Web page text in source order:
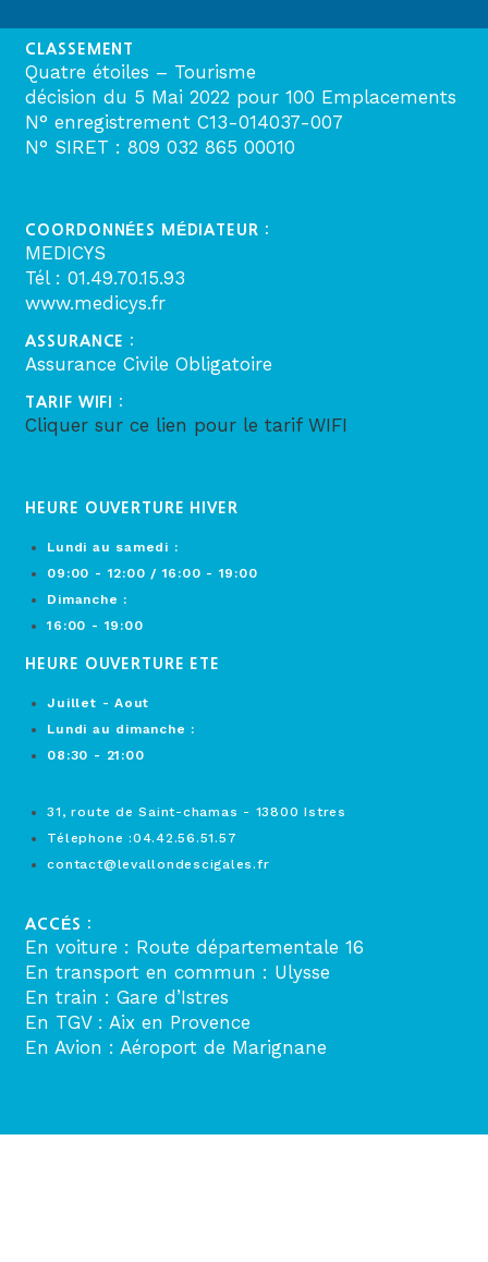
CLASSEMENT
Quatre étoiles – Tourisme
décision du 5 Mai 2022 pour 100 Emplacements
N° enregistrement C13-014037-007
N° SIRET : 809 032 865 00010
COORDONNÉES MÉDIATEUR :
MEDICYS
Tél : 01.49.70.15.93
www.medicys.fr
ASSURANCE :
Assurance Civile Obligatoire
TARIF WIFI :
Cliquer sur ce lien pour le tarif WIFI
HEURE OUVERTURE HIVER
Lundi au samedi :
09:00 - 12:00 / 16:00 - 19:00
Dimanche :
16:00 - 19:00
HEURE OUVERTURE ETE
Juillet - Aout
Lundi au dimanche :
08:30 - 21:00
31, route de Saint-chamas - 13800 Istres
Télephone :04.42.56.51.57
contact@levallondescigales.fr
ACCÉS :
En voiture : Route départementale 16
En transport en commun : Ulysse
En train : Gare d’Istres
En TGV : Aix en Provence
En Avion : Aéroport de Marignane